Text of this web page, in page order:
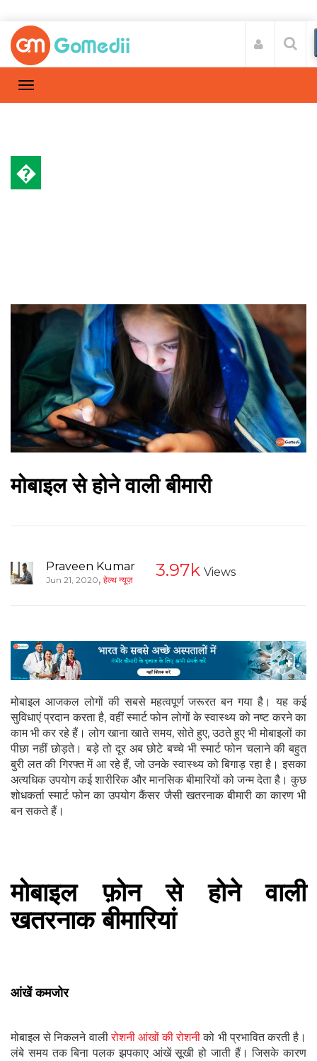
�
मोबाइल से होने वाली बीमारी
Praveen Kumar
Jun 21, 2020, हेल्थ न्यूज़ 3.97k Views
मोबाइल आजकल लोगों की सबसे महत्वपूर्ण जरूरत बन गया है। यह कई
सुविधाएं प्रदान करता है, वहीं स्मार्ट फोन लोगों के स्वास्थ्य को नष्ट करने का
काम भी कर रहे हैं। लोग खाना खाते समय, सोते हुए, उठते हुए भी मोबाइलों का
पीछा नहीं छोड़ते। बड़े तो दूर अब छोटे बच्चे भी स्मार्ट फोन चलाने की बहुत
बुरी लत की गिरफ्त में आ रहे हैं, जो उनके स्वास्थ्य को बिगाड़ रहा है। इसका
अत्यधिक उपयोग कई शारीरिक और मानसिक बीमारियों को जन्म देता है। कुछ
शोधकर्ता स्मार्ट फोन का उपयोग कैंसर जैसी खतरनाक बीमारी का कारण भी
बन सकते हैं।
मोबाइल फ़ोन से होने वाली
खतरनाक बीमारियां
आंखें कमजोर
मोबाइल से निकलने वालीरोशनी आंखों की रोशनीको भी प्रभावित करती है।
लंबे समय तक बिना पलक झपकाए आंखें सूखी हो जाती हैं। जिसके कारण